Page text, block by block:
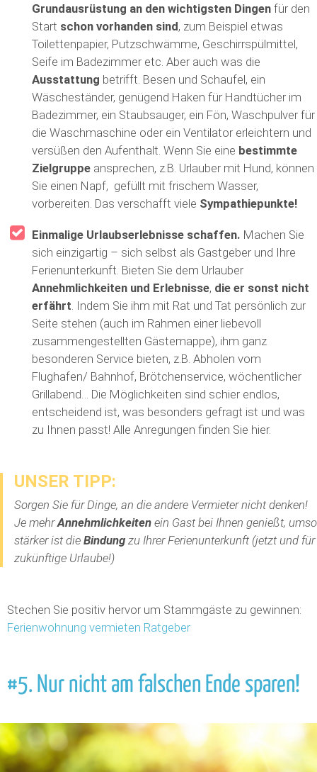
Grundausrüstung an den wichtigsten Dingen für den
Start schon vorhanden sind, zum Beispiel etwas
Toilettenpapier, Putzschwämme, Geschirrspülmittel,
Seife im Badezimmer etc. Aber auch was die
Ausstattung betrifft. Besen und Schaufel, ein
Wäscheständer, genügend Haken für Handtücher im
Badezimmer, ein Staubsauger, ein Fön, Waschpulver für
die Waschmaschine oder ein Ventilator erleichtern und
versüßen den Aufenthalt. Wenn Sie eine bestimmte
Zielgruppe ansprechen, z.B. Urlauber mit Hund, können
Sie einen Napf, gefüllt mit frischem Wasser,
vorbereiten. Das verschafft viele Sympathiepunkte!
Einmalige Urlaubserlebnisse schaffen. Machen Sie
sich einzigartig – sich selbst als Gastgeber und Ihre
Ferienunterkunft. Bieten Sie dem Urlauber
Annehmlichkeiten und Erlebnisse, die er sonst nicht
erfährt. Indem Sie ihm mit Rat und Tat persönlich zur
Seite stehen (auch im Rahmen einer liebevoll
zusammengestellten Gästemappe), ihm ganz
besonderen Service bieten, z.B. Abholen vom
Flughafen/ Bahnhof, Brötchenservice, wöchentlicher
Grillabend… Die Möglichkeiten sind schier endlos,
entscheidend ist, was besonders gefragt ist und was
zu Ihnen passt! Alle Anregungen finden Sie hier.
UNSER TIPP:
Sorgen Sie für Dinge, an die andere Vermieter nicht denken!
Je mehrAnnehmlichkeiten ein Gast bei Ihnen genießt, umso
stärker ist die Bindung zu Ihrer Ferienunterkunft (jetzt und für
zukünftige Urlaube!)
Stechen Sie positiv hervor um Stammgäste zu gewinnen:
Ferienwohnung vermieten Ratgeber
#5. Nur nicht am falschen Ende sparen!